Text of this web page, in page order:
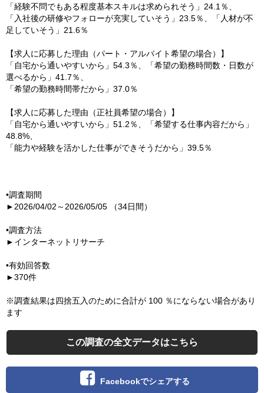
「経験不問でもある程度基本スキルは求められそう」24.1％、
「入社後の研修やフォローが充実していそう」23.5％、「人材が不
足していそう」21.6％
【求人に応募した理由（パート・アルバイト希望の場合）】
「自宅から通いやすいから」54.3％、「希望の勤務時間数・日数が
選べるから」41.7％、
「希望の勤務時間帯だから」37.0％
【求人に応募した理由（正社員希望の場合）】
「自宅から通いやすいから」51.2％、「希望する仕事内容だから」
48.8%、
「能力や経験を活かした仕事ができそうだから」39.5％
•調査期間
►2026/04/02～2026/05/05 （34日間）
•調査方法
►インターネットリサーチ
•有効回答数
►370件
※調査結果は四捨五入のために合計が 100 ％にならない場合があり
ます
この調査の全文データはこちら
Facebookでシェアする